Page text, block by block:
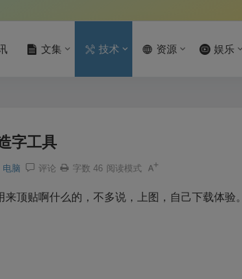
文集 技术 资源 娱乐
字工具
电脑 评论 字数 46 阅读模式
来顶贴啊什么的，不多说，上图，自己下载体验。